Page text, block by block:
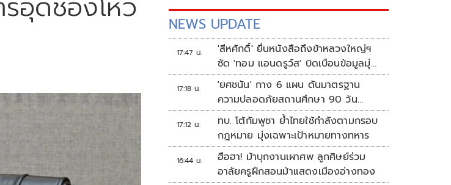
NEWS UPDATE
17:47 น.
'สีหศักดิ์' ยื่นหนังสือถึงข้าหลวงใหญ่ฯ
ซัด 'ทอม แอนดรูว์ส' บิดเบือนข้อมูลมุ่ง
แสวงหาผลประโยชน์ทางการเมือง
17:18 น.
'ยศชนัน' กาง 6 แผน ดันมาตรฐาน
ความปลอดภัยสถานศึกษา 90 วัน
ป้องกันก่อเหตุรุนแรง
17:12 น.
ทบ. โต้กัมพูชา ย้ำไทยใช้กำลังตามกรอบ
กฎหมาย มุ่งเฉพาะเป้าหมายทางทหาร
16:44 น.
ฮือฮา! ม้าบุกงานเผาศพ ลูกศิษย์ร่วม
อาลัยครูฝึกสอนม้าแสดงเมืองอ่างทอง